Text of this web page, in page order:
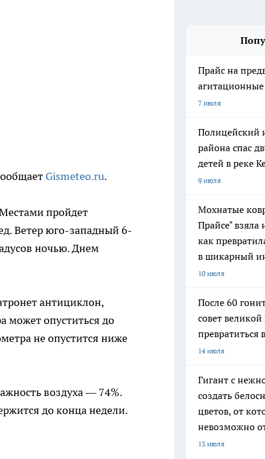
Gismeteo.ru.
пройдет
Ветер юго-западный 6-
ночью. Днем
антициклон,
может опуститься до
не опустится ниже
воздуха — 74%.
до конца недели.
Прайс на
7 июля
Полицейский
района спас
детей в реке
9 июля
Мохнатые
Прайсе" взяла
как
в шикарный
10 июля
После 60
совет
превратиться
14 июля
Гигант с
создать
цветов, от
невозможно
13 июля